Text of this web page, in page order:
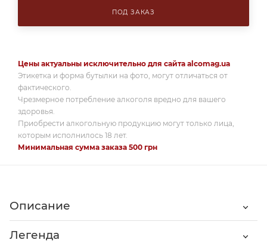
ПОД ЗАКАЗ
Цены актуальны исключительно для сайта alcomag.ua
Этикетка и форма бутылки на фото, могут отличаться от
фактического.
Чрезмерное потребление алкоголя вредно для вашего
здоровья.
Приобрести алкогольную продукцию могут только лица,
которым исполнилось 18 лет.
Минимальная сумма заказа 500 грн
Описание
Легенда